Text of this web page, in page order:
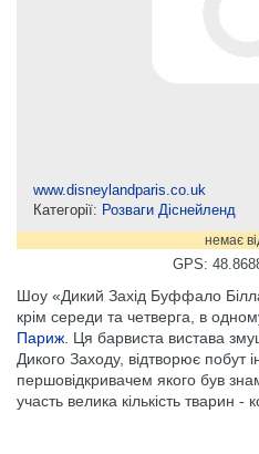
www.disneylandparis.co.uk
Категорії: Розваги Діснейленд
немає
GPS:
Шоу «Дикий Захід Буффало
крім середи та четверга, в
Париж . Ця барвиста вистава
Дикого Заходу, відтворює побут
першовідкривачем якого був
участь велика кількість тварин -